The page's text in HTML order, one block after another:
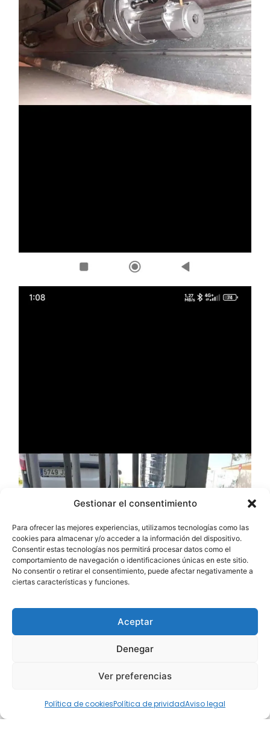
Gestionar el consentimiento
Para ofrecer las mejores experiencias, utilizamos tecnologías como las
cookies para almacenar y/o acceder a la información del dispositivo.
Consentir estas tecnologías nos permitirá procesar datos como el
comportamiento de navegación o identificaciones únicas en este sitio.
No consentir o retirar el consentimiento, puede afectar negativamente a
ciertas características y funciones.
Aceptar
Denegar
Ver preferencias
Política de cookiesPolítica de prividadAviso legal